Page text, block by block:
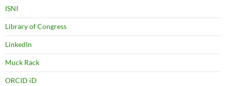
ISNI
Library of Congress
LinkedIn
Muck Rack
ORCID iD